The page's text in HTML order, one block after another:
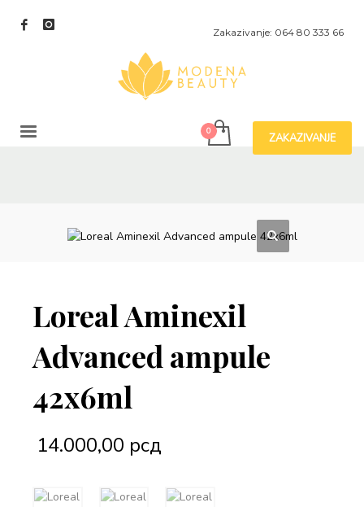
Zakazivanje: 064 80 333 66
ZAKAZIVANJE
Loreal Aminexil
Advanced ampule
42x6ml
14.000,00 рсд